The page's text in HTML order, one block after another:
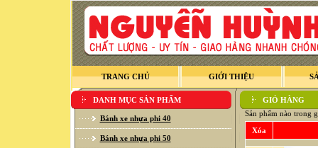
TRANG CHỦ GIỚI THIỆU
DANH MỤC SẢN PHẨM
Bánh xe nhựa phi 40
Bánh xe nhựa phi 50
GIỎ HÀNG
Sản phẩm nào trong
Xóa